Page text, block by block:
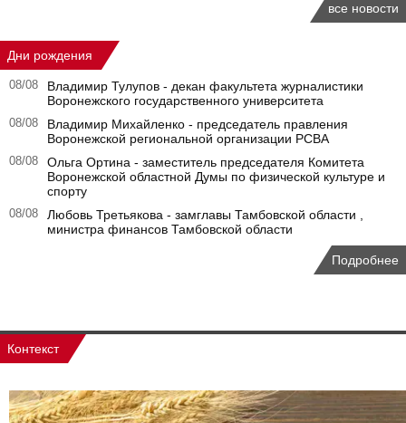
все новости
Дни рождения
08/08
Владимир Тулупов - декан факультета журналистики
Воронежского государственного университета
08/08
Владимир Михайленко - председатель правления
Воронежской региональной организации РСВА
08/08
Ольга Ортина - заместитель председателя Комитета
Воронежской областной Думы по физической культуре и
спорту
08/08
Любовь Третьякова - замглавы Тамбовской области ,
министра финансов Тамбовской области
Подробнее
Контекст